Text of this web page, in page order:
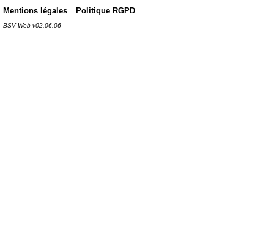
Mentions légales Politique RGPD
BSV Web v02.06.06